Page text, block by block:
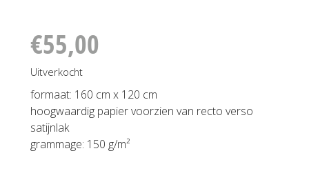
€55,00
Uitverkocht
formaat: 160 cm x 120 cm
hoogwaardig papier voorzien van recto verso
satijnlak
grammage: 150 g/m²